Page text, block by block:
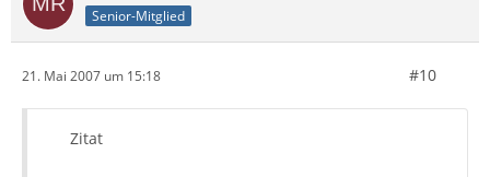
Senior-Mitglied
21. Mai 2007 um 15:18 #10
Zitat